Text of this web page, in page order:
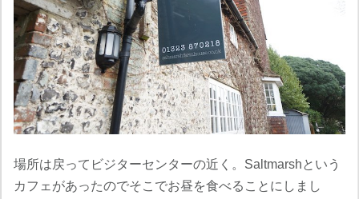
場所は戻ってビジターセンターの近く。Saltmarshという
カフェがあったのでそこでお昼を食べることにしまし